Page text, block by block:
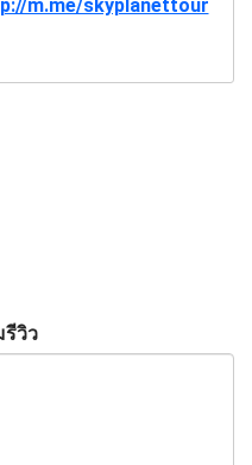
m.me/skyplanettour
วิว